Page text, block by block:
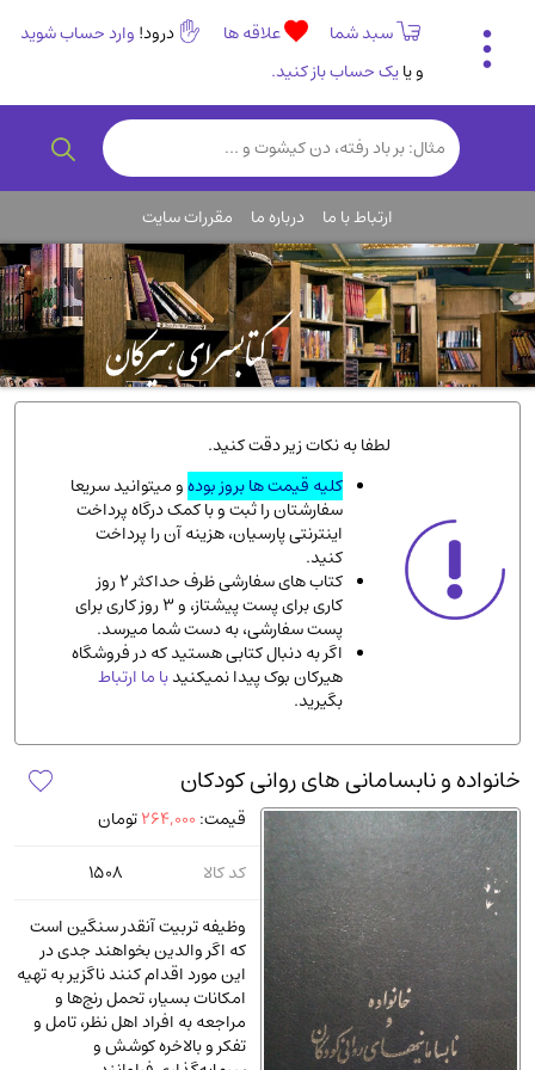
سبد شما علاقه ها درود! وارد حساب شوید
و یایک حساب باز کنید.
تاریخی و فرهنگی
(838)
رمان و داستان ایرانی(307)
روانشناسی(357)
انگلیسی و زبان خارجی(14)
کودکان و نوجوانان(76)
کتب نادر و کمیاب(19)
روانشناسی(112)
طب گیاهی و سنتی(45)
فلسفه و جامعه شناسی(151)
ادبیات و شعر
ادیان و مذاهب
دانشگاهی و آموزشی
اقتصادی، بازاریابی و مالی(56)
پزشکی(140)
کامپیوتر و نرم افزار(13)
ورزشی و تربیت بدنی(34)
آشپزی و خوراکی(25)
سرگرمی و بازی (7)
سیاسی (116)
رمان و داستان خارجی(489)
حقوقی و قانون(47)
کتاب های مصور رنگی و گلاسه
ارتباط با ما درباره ما مقررات سایت
لطفا به نکات زیر دقت کنید.
کلیه قیمت ها بروز بودهو میتوانید سریعا
سفارشتان را ثبت و با کمک درگاه پرداخت
اینترنتی پارسیان، هزینه آن را پرداخت
کنید.
کتاب های سفارشی ظرف حداکثر 2 روز
کاری برای پست پیشتاز، و 3 روز کاری برای
پست سفارشی، به دست شما میرسد.
اگر به دنبال کتابی هستید که در فروشگاه
هیرکان بوک پیدا نمیکنیدبا ما ارتباط
بگیرید.
خانواده و نابسامانی های روانی کودکان
قیمت: 264,000تومان
کد کالا
1508
وظیفه تربیت آنقدر سنگین است
که اگر والدین بخواهند جدی در
این مورد اقدام کنند ناگزیر به تهیه
امکانات بسیار، تحمل رنج‌ها و
مراجعه به افراد اهل نظر، تامل و
تفکر و بالاخره کوشش و